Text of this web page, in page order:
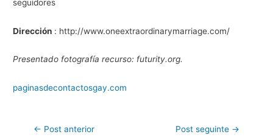
seguidores
Dirección : http://www.oneextraordinarymarriage.com/
Presentado fotografía recurso: futurity.org.
paginasdecontactosgay.com
← Post anterior Post seguinte →